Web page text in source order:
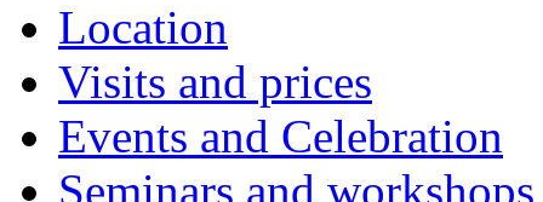
Location
Visits and prices
Events and Celebration
Seminars and workshops